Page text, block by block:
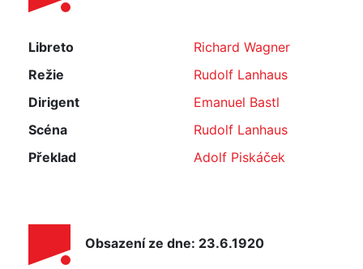
Libreto
Richard Wagner
Režie
Rudolf Lanhaus
Dirigent
Emanuel Bastl
Scéna
Rudolf Lanhaus
Překlad
Adolf Piskáček
Obsazení ze dne: 23.6.1920